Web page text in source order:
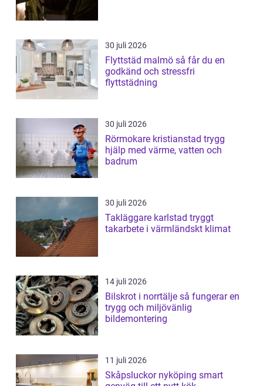
30 juli 2026
Flyttstäd malmö så får du en
godkänd och stressfri
flyttstädning
30 juli 2026
Rörmokare kristianstad trygg
hjälp med värme, vatten och
badrum
30 juli 2026
Takläggare karlstad tryggt
takarbete i värmländskt klimat
14 juli 2026
Bilskrot i norrtälje så fungerar en
trygg och miljövänlig
bildemontering
11 juli 2026
Skåpsluckor nyköping smart